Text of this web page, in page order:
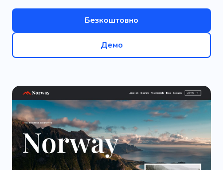
Безкоштовно
Демо